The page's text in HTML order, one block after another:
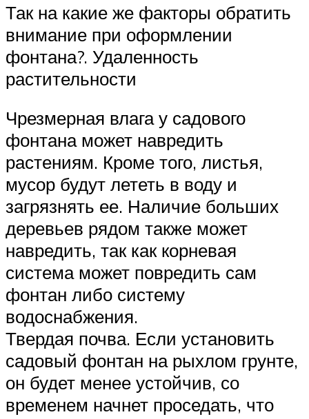
Так на какие же факторы обратить
внимание при оформлении
фонтана?. Удаленность
растительности
Чрезмерная влага у садового
фонтана может навредить
растениям. Кроме того, листья,
мусор будут лететь в воду и
загрязнять ее. Наличие больших
деревьев рядом также может
навредить, так как корневая
система может повредить сам
фонтан либо систему
водоснабжения.
Твердая почва. Если установить
садовый фонтан на рыхлом грунте,
он будет менее устойчив, со
временем начнет проседать, что